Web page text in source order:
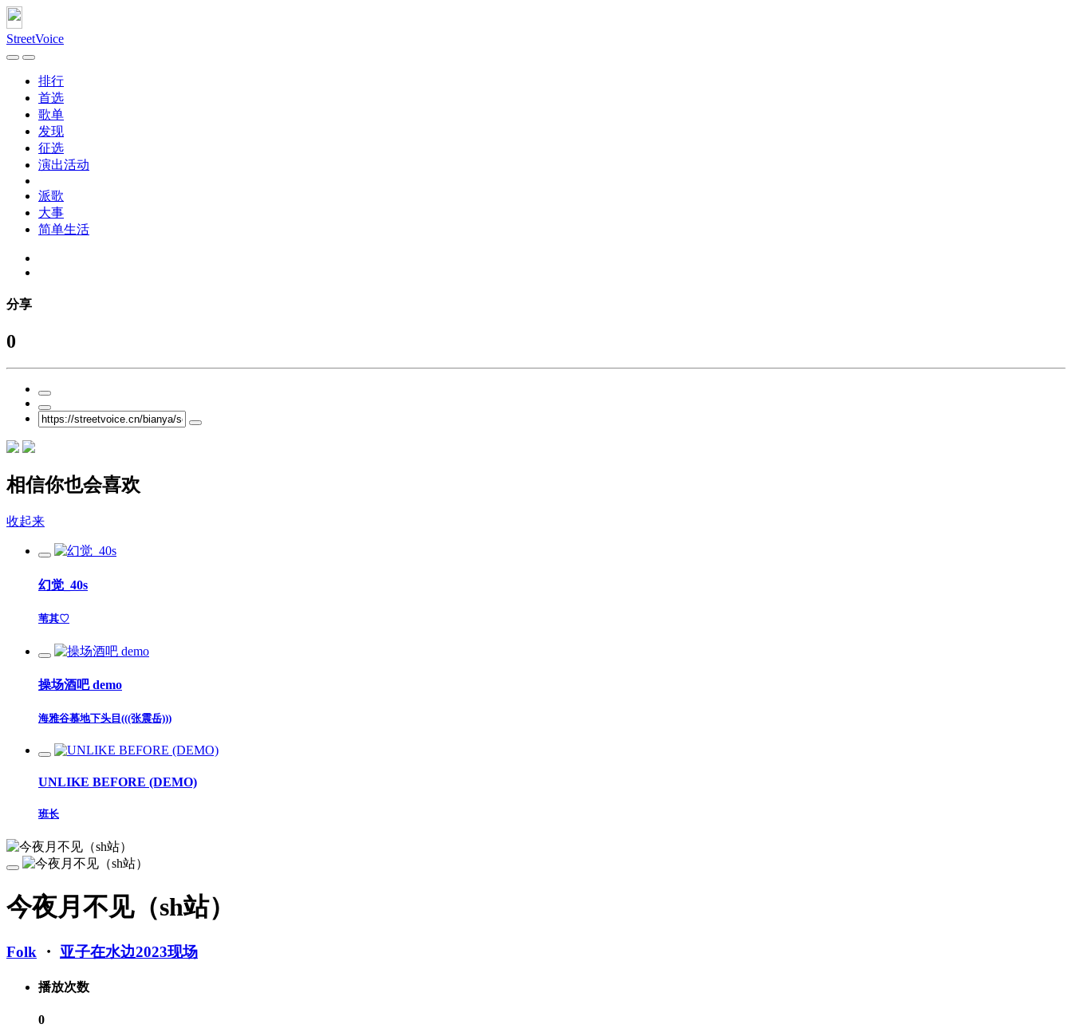
StreetVoice
排行
首选
歌单
发现
征选
演出活动
派歌
大事
简单生活
分享
0
相信你也会喜欢
收起来
幻觉_40s
苇其♡
操场酒吧 demo
海雅谷慕地下头目(((张震岳)))
UNLIKE BEFORE (DEMO)
班长
今夜月不见（sh站）
Folk ・ 亚子在水边2023现场
播放次数
0